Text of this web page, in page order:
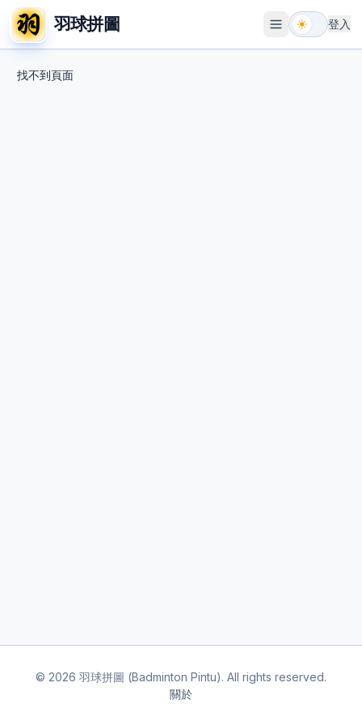
羽球拼圖 開啟選單
登入
找不到頁面
© 2026 羽球拼圖 (Badminton Pintu). All rights reserved.
關於